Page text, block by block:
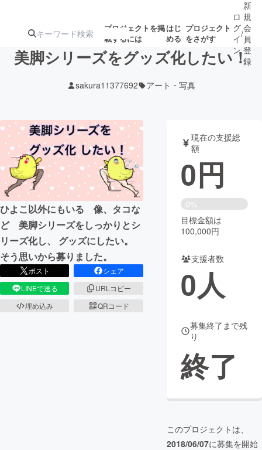
プロジェクトを掲
載するには
はじ
める
プロジェクト
をさがす
アート・写真
テクノロジー・ガジェット ゲーム・サ
映像・映画 書籍・雑誌
ビジネス・起業 チャレンジ
まちづくり・地域活性化
CAMPFIRE Creation
コミュニティ
ロ
グ
イ
ン
/
新
規
会
員
登
録
美脚シリーズをグッズ化したい！
sakura11377692 アート・写真
ひよこ以外にもいる 像、タコな
ど 美脚シリーズをしっかりとシ
リーズ化し、 グッズにしたい。
そう思いから募りました。
ポスト
シェア
LINEで送る
URLコピー
埋め込み
QRコード
現在の支援総
額
0円
0%
目標金額は
100,000円
支援者数
0人
募集終了まで残
り
終了
このプロジェクトは、
2018/06/07に募集を開始